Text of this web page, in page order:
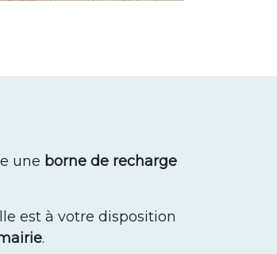
une borne de recharge
est à votre disposition
.